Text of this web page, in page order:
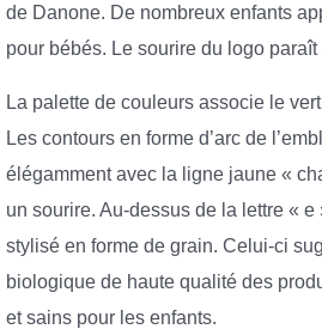
de Danone. De nombreux enfants
pour bébés. Le sourire du logo
La palette de couleurs associe le
Les contours en forme d’arc de
élégamment avec la ligne jaune «
un sourire. Au-dessus de la lettre «
stylisé en forme de grain. Celui-ci
biologique de haute qualité des
et sains pour les enfants.